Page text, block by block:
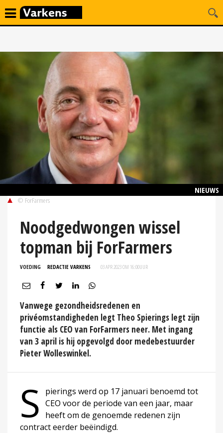
NIEUWS
© ForFarmers
Noodgedwongen wissel
topman bij ForFarmers
VOEDING REDACTIE VARKENS 03 APR 2023 OM 16:00UUR
Vanwege gezondheidsredenen en
privéomstandigheden legt Theo Spierings legt zijn
functie als CEO van ForFarmers neer. Met ingang
van 3 april is hij opgevolgd door medebestuurder
Pieter Wolleswinkel.
S
pierings werd op 17 januari benoemd tot
CEO voor de periode van een jaar, maar
heeft om de genoemde redenen zijn
contract eerder beëindigd.